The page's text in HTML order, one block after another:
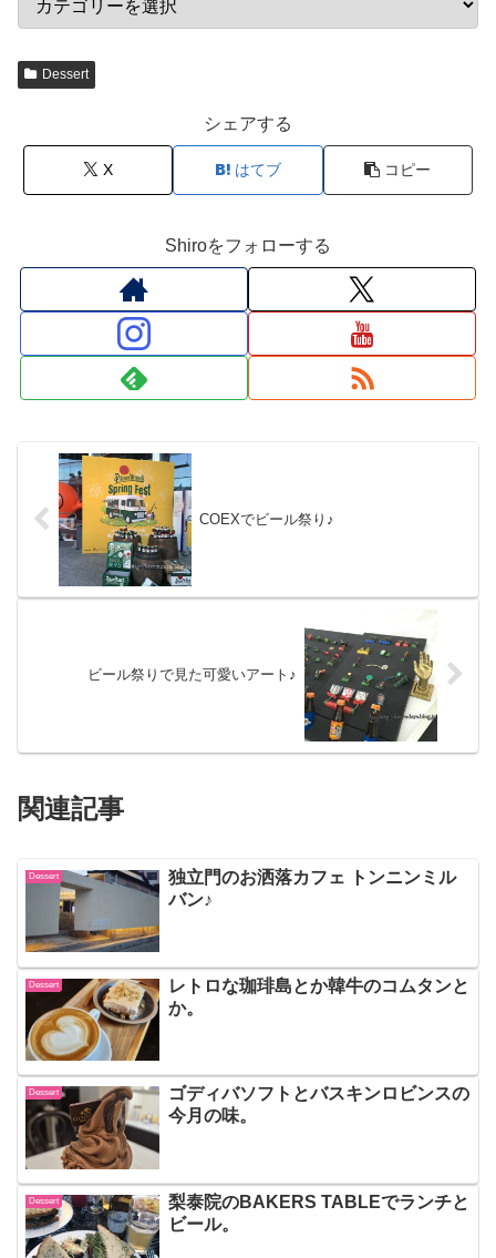
Dessert
シェアする
X はてブ コピー
Shiroをフォローする
COEXでビール祭り♪
ビール祭りで見た可愛いアート♪
関連記事
Dessert
独立門のお洒落カフェ トンニンミル
バン♪
Dessert
レトロな珈琲島とか韓牛のコムタンと
か。
Dessert
ゴディバソフトとバスキンロビンスの
今月の味。
Dessert
梨泰院のBAKERS TABLEでランチと
ビール。